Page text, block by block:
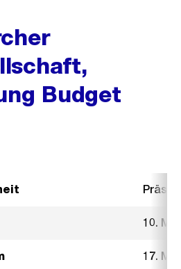
Budget
10.
17.